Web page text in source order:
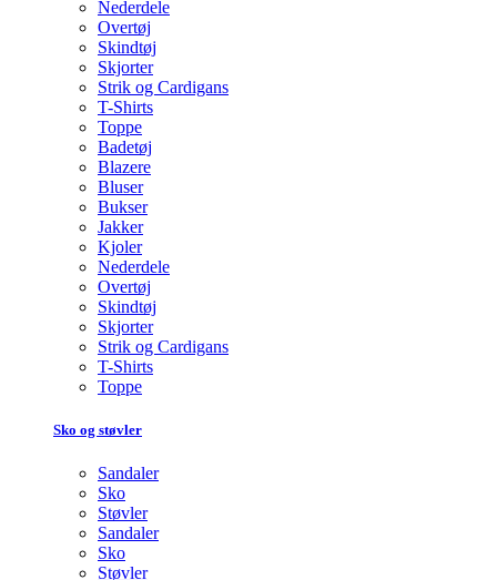
Nederdele
Overtøj
Skindtøj
Skjorter
Strik og Cardigans
T-Shirts
Toppe
Badetøj
Blazere
Bluser
Bukser
Jakker
Kjoler
Nederdele
Overtøj
Skindtøj
Skjorter
Strik og Cardigans
T-Shirts
Toppe
Sko og støvler
Sandaler
Sko
Støvler
Sandaler
Sko
Støvler